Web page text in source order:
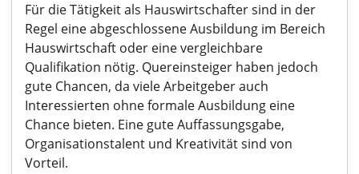
Für die Tätigkeit als Hauswirtschafter sind in der
Regel eine abgeschlossene Ausbildung im Bereich
Hauswirtschaft oder eine vergleichbare
Qualifikation nötig. Quereinsteiger haben jedoch
gute Chancen, da viele Arbeitgeber auch
Interessierten ohne formale Ausbildung eine
Chance bieten. Eine gute Auffassungsgabe,
Organisationstalent und Kreativität sind von
Vorteil.